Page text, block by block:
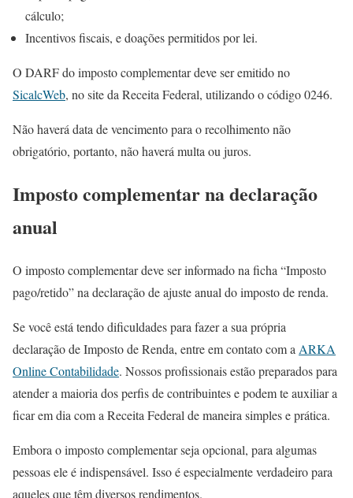
cálculo;
Incentivos fiscais, e doações permitidos por lei.
O DARF do imposto complementar deve ser emitido no
SicalcWeb, no site da Receita Federal, utilizando o código 0246.
Não haverá data de vencimento para o recolhimento não
obrigatório, portanto, não haverá multa ou juros.
Imposto complementar na declaração
anual
O imposto complementar deve ser informado na ficha “Imposto
pago/retido” na declaração de ajuste anual do imposto de renda.
Se você está tendo dificuldades para fazer a sua própria
declaração de Imposto de Renda, entre em contato com aARKA
Online Contabilidade. Nossos profissionais estão preparados para
atender a maioria dos perfis de contribuintes e podem te auxiliar a
ficar em dia com a Receita Federal de maneira simples e prática.
Embora o imposto complementar seja opcional, para algumas
pessoas ele é indispensável. Isso é especialmente verdadeiro para
aqueles que têm diversos rendimentos.